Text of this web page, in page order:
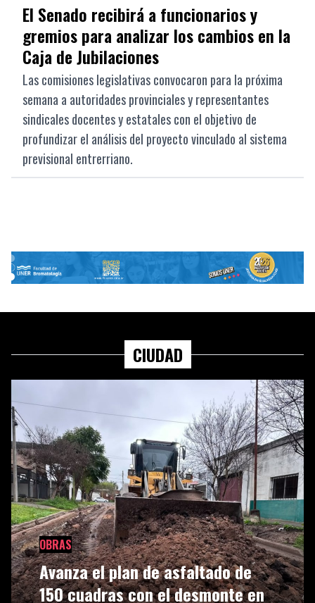
El Senado recibirá a funcionarios y
gremios para analizar los cambios en la
Caja de Jubilaciones
Las comisiones legislativas convocaron para la próxima
semana a autoridades provinciales y representantes
sindicales docentes y estatales con el objetivo de
profundizar el análisis del proyecto vinculado al sistema
previsional entrerriano.
CIUDAD
OBRAS
Avanza el plan de asfaltado de
150 cuadras con el desmonte en